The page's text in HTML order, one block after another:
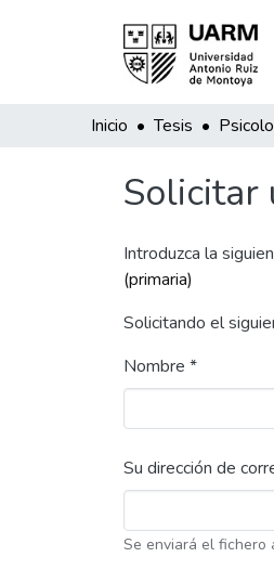
Inicio Tesis
Solicitar
Introduzca la
(primaria)
Solicitando el
Nombre *
Su dirección de
Se enviará el fichero